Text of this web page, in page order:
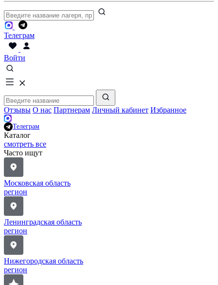
Телеграм
Войти
Отзывы О нас Партнерам Личный кабинет Избранное
Телеграм
Каталог
смотреть все
Часто ищут
Московская область
регион
Ленинградская область
регион
Нижегородская область
регион